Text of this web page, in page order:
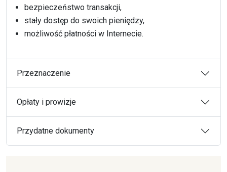
bezpieczeństwo transakcji,
stały dostęp do swoich pieniędzy,
możliwość płatności w Internecie.
Przeznaczenie
Opłaty i prowizje
Przydatne dokumenty